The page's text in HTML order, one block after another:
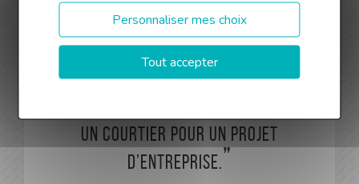
rapport à ma situation.
Hugo souligne également que sans lui, il serait
encore à réfléchir sur son projet.
un courtier pour un projet
d’entreprise.
Personnaliser mes choix
Tout accepter